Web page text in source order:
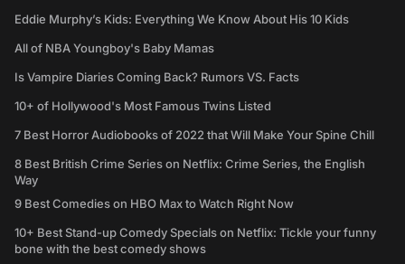
Eddie Murphy’s Kids: Everything We Know About His 10 Kids
All of NBA Youngboy's Baby Mamas
Is Vampire Diaries Coming Back? Rumors VS. Facts
10+ of Hollywood's Most Famous Twins Listed
7 Best Horror Audiobooks of 2022 that Will Make Your Spine Chill
8 Best British Crime Series on Netflix: Crime Series, the English
Way
9 Best Comedies on HBO Max to Watch Right Now
10+ Best Stand-up Comedy Specials on Netflix: Tickle your funny
bone with the best comedy shows